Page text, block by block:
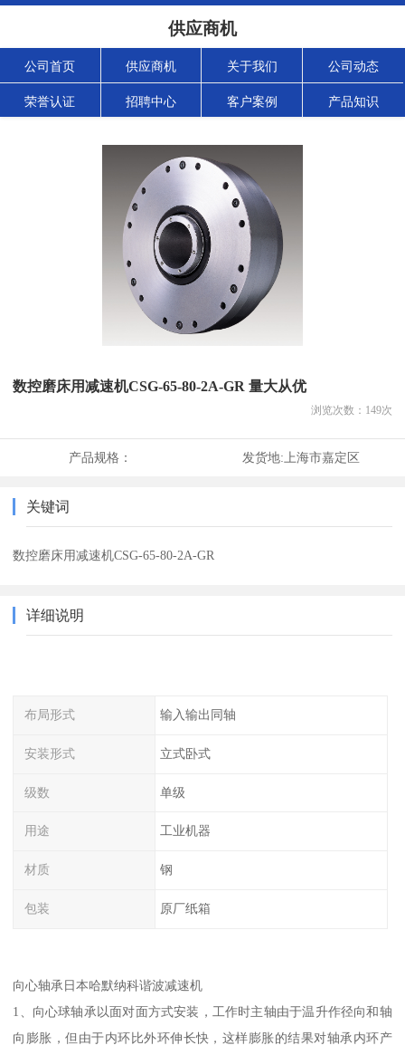
供应商机
公司首页 供应商机 关于我们 公司动态
荣誉认证 招聘中心 客户案例 产品知识
数控磨床用减速机CSG-65-80-2A-GR 量大从优
浏览次数： 149次
产品规格： 发货地: 上海市嘉定区
关键词
数控磨床用减速机CSG-65-80-2A-GR
详细说明
布局形式 输入输出同轴
安装形式 立式卧式
级数 单级
用途 工业机器
材质 钢
包装 原厂纸箱
向心轴承日本哈默纳科谐波减速机
1、向心球轴承以面对面方式安装，工作时主轴由于温升作径向和轴
向膨胀，但由于内环比外环伸长快，这样膨胀的结果对轴承内环产